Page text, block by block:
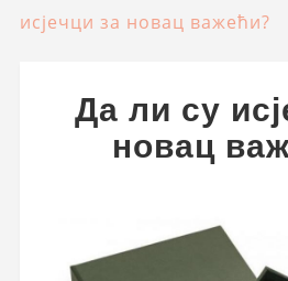
исјечци за новац важећи?
Да ли су
новац